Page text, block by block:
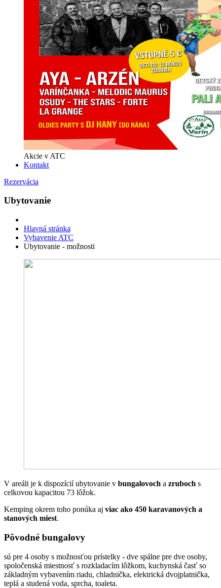
Akcie v ATC
Kontakt
Rezervácia
Ubytovanie
Hlavná stránka
Vybavenie ATC
Ubytovanie - možnosti
V areáli je k dispozícií ubytovanie v bungalovoch a zruboch s
celkovou kapacitou 73 lôžok.
Kemping okrem toho ponúka aj viac ako 450 karavanových a
stanových miest.
Pôvodné bungalovy
sú pre 4 osoby s možnosťou prístelky - dve spálne pre dve osoby,
spoločenská miestnosť s rozkladacím lôžkom, kuchynská časť so
základným vybavením riadu, chladnička, elektrická dvojplatnička,
teplá a studená voda, sprcha, toaleta.